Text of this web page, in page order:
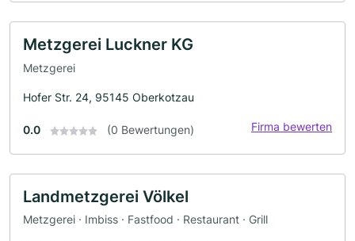
Metzgerei Luckner KG
Metzgerei
Hofer Str. 24, 95145 Oberkotzau
0.0 (0 Bewertungen) Firma bewerten
Landmetzgerei Völkel
Metzgerei · Imbiss · Fastfood · Restaurant · Grill